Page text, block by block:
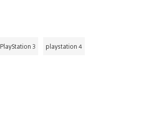
PlayStation 3 playstation 4